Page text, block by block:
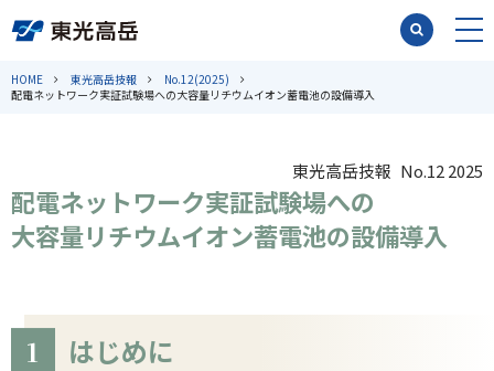
HOME 東光高岳技報
No.12(2025)
配電ネットワーク実証試験場への大容量リチウムイオン蓄電池の設備導入
東光高岳技報 No.12 2025
配電ネットワーク実証試験場への
大容量リチウムイオン蓄電池の設備導入
1 はじめに